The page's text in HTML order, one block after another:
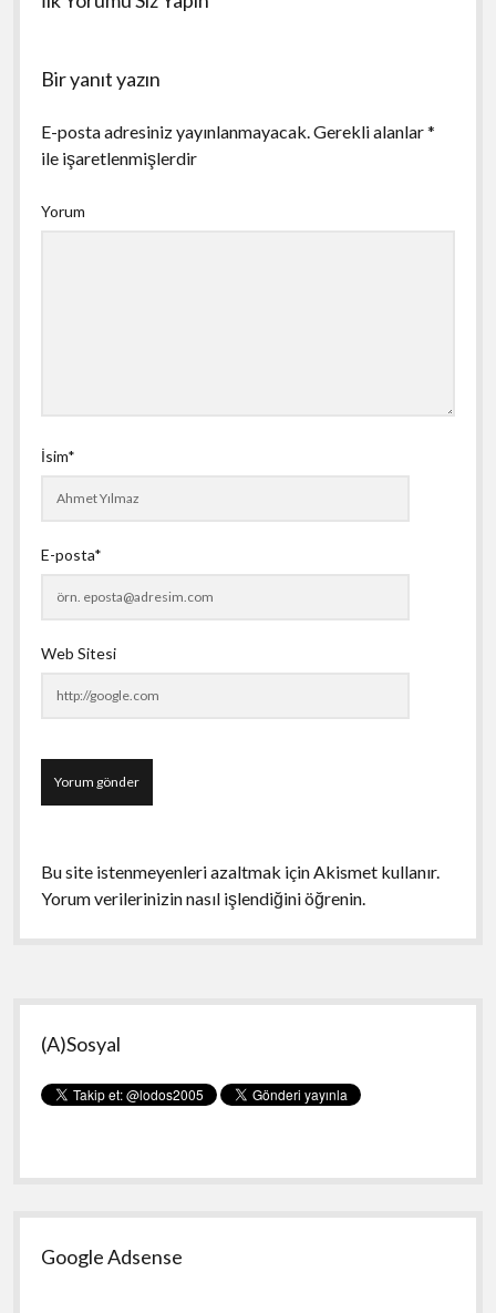
Bir yanıt yazın
E-posta adresiniz yayınlanmayacak.Gerekli alanlar*
ile işaretlenmişlerdir
Yorum
İsim*
E-posta*
Web Sitesi
Bu site istenmeyenleri azaltmak için Akismet kullanır.
Yorum verilerinizin nasıl işlendiğini öğrenin.
Yan
Menü
(A)Sosyal
Google Adsense